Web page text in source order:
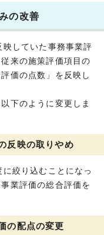
の改善
していた事務事業評
来の施策評価項目の
価の点数」を反映し
下のように変更しま
反映の取りやめ
絞り込むことになっ
業評価の総合評価を
の配点の変更